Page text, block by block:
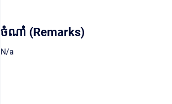
ចំណាំំ (Remarks)
N/a